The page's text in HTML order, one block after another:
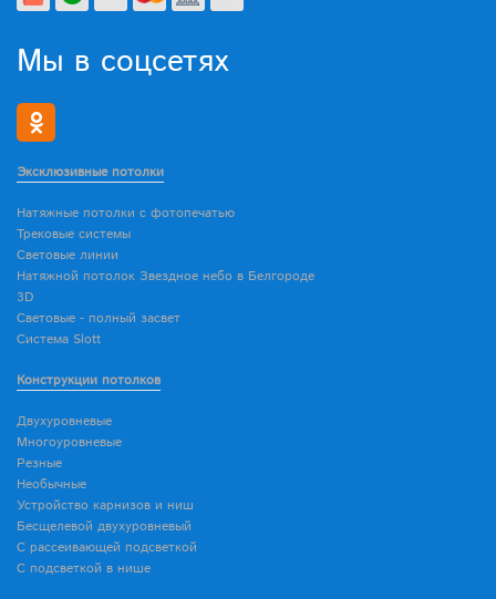
Мы в соцсетях
Эксклюзивные потолки
Натяжные потолки с фотопечатью
Трековые системы
Световые линии
Натяжной потолок Звездное небо в Белгороде
3D
Световые - полный засвет
Система Slott
Конструкции потолков
Двухуровневые
Многоуровневые
Резные
Необычные
Устройство карнизов и ниш
Бесщелевой двухуровневый
С рассеивающей подсветкой
С подсветкой в нише